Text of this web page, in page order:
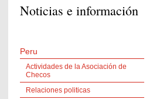
Noticias e información
Peru
Actividades de la Asociación de
Checos
Relaciones politicas